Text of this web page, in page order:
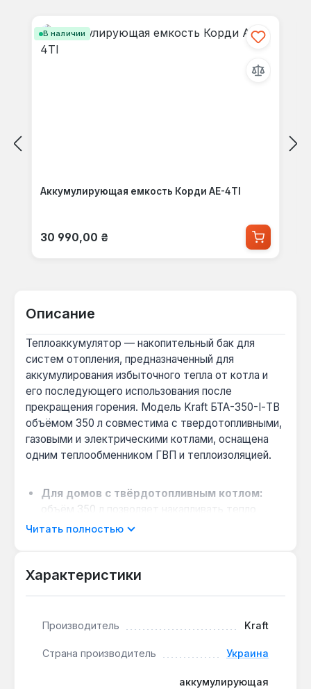
В наличии
Аккумулирующая емкость Корди AE-4TI
Обычная цена:
30 990,00 ₴
Описание
Теплоаккумулятор — накопительный бак для
систем отопления, предназначенный для
аккумулирования избыточного тепла от котла и
его последующего использования после
прекращения горения. Модель Kraft БТА-350-І-TB
объёмом 350 л совместима с твердотопливными,
газовыми и электрическими котлами, оснащена
одним теплообменником ГВП и теплоизоляцией.
Для домов с твёрдотопливным котлом:
объём 350 л позволяет накапливать тепло
после протопки и поддерживать температуру
20%.
ТЭНа для догрева воды в межсезонье или при
дач с нерегулярным проживанием.
Читать полностью
Характеристики
Производитель Kraft
Страна производитель Украина
аккумулирующая